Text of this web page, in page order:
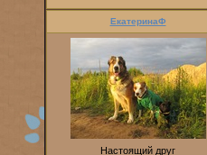
ЕкатеринаФ
Настоящий друг